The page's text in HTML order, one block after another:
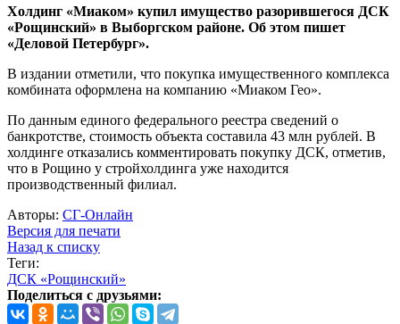
Холдинг «Миаком» купил имущество разорившегося ДСК
«Рощинский» в Выборгском районе. Об этом пишет
«Деловой Петербург».
В издании отметили, что покупка имущественного комплекса
комбината оформлена на компанию «Миаком Гео».
По данным единого федерального реестра сведений о
банкротстве, стоимость объекта составила 43 млн рублей. В
холдинге отказались комментировать покупку ДСК, отметив,
что в Рощино у стройхолдинга уже находится
производственный филиал.
Авторы: СГ-Онлайн
Версия для печати
Назад к списку
Теги:
ДСК «Рощинский»
Поделиться с друзьями: